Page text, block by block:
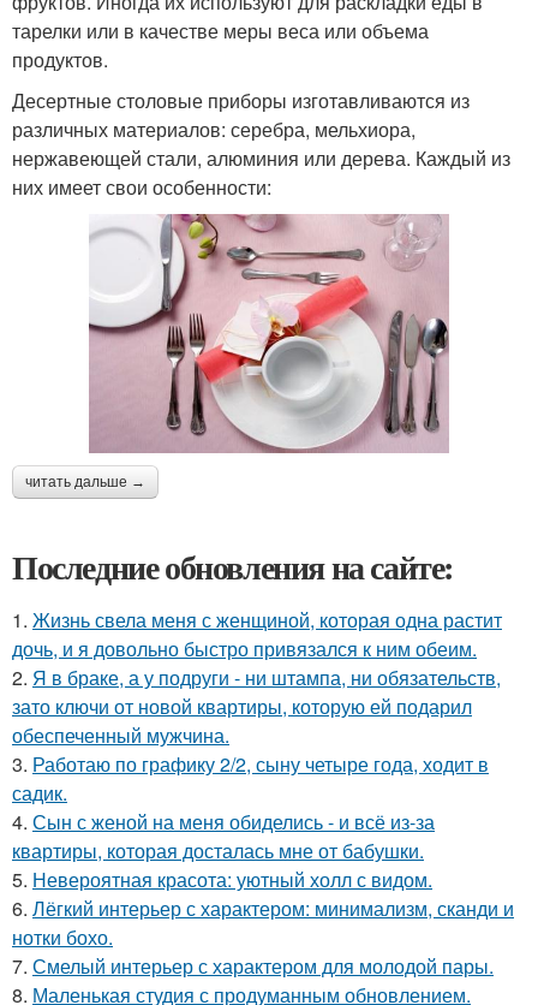
тарелки или в качестве меры веса или объема
продуктов.
Десертные столовые приборы изготавливаются из
различных материалов: серебра, мельхиора,
нержавеющей стали, алюминия или дерева. Каждый из
них имеет свои особенности:
читать дальше →
Последние обновления на сайте:
1. Жизнь свела меня с женщиной, которая одна растит
дочь, и я довольно быстро привязался к ним обеим.
2. Я в браке, а у подруги - ни штампа, ни обязательств,
зато ключи от новой квартиры, которую ей подарил
обеспеченный мужчина.
3. Работаю по графику 2/2, сыну четыре года, ходит в
садик.
4. Сын с женой на меня обиделись - и всё из-за
квартиры, которая досталась мне от бабушки.
5. Невероятная красота: уютный холл с видом.
6. Лёгкий интерьер с характером: минимализм, сканди и
нотки бохо.
7. Смелый интерьер с характером для молодой пары.
8. Маленькая студия с продуманным обновлением.